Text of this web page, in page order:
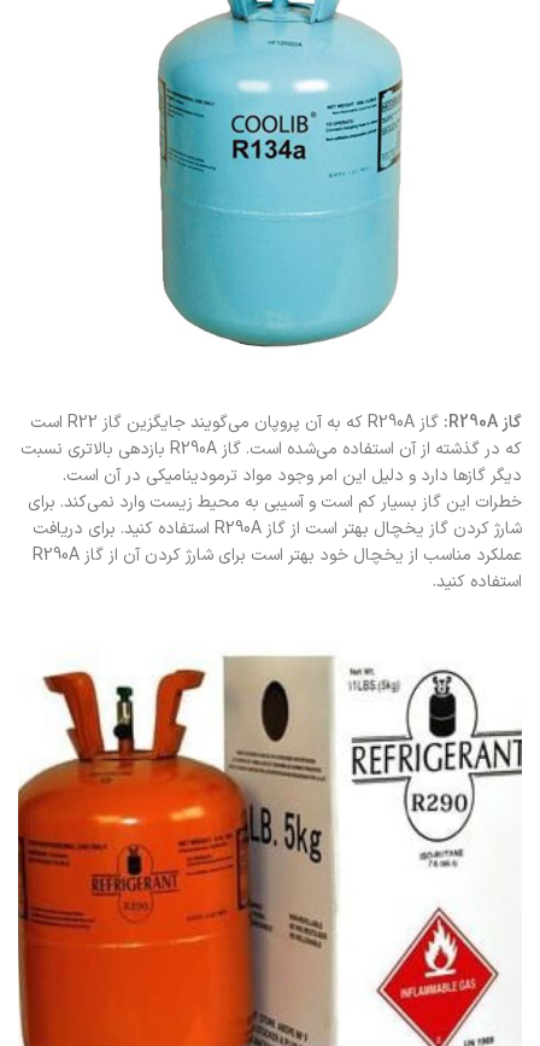
گاز R290A:
گاز R290A که به آن پروپان می‌گویند جایگزین گاز R22 است
که در گذشته از آن استفاده می‌شده است. گاز R290A بازدهی بالاتری نسبت
دیگر گازها دارد و دلیل این امر وجود مواد ترمودینامیکی در آن است.
خطرات این گاز بسیار کم است و آسیبی به محیط زیست وارد نمی‌کند. برای
شارژ کردن گاز یخچال بهتر است از گاز R290A استفاده کنید. برای دریافت
عملکرد مناسب از یخچال خود بهتر است برای شارژ کردن آن از گاز R290A
استفاده کنید.